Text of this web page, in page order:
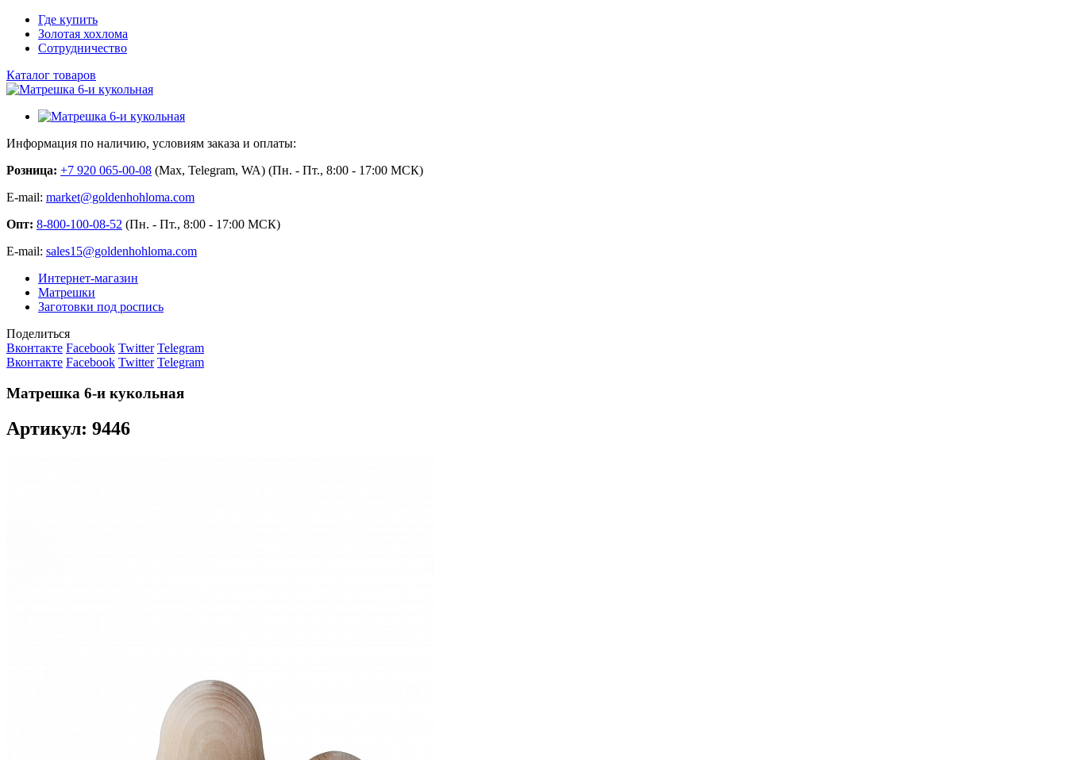
Где купить
Золотая хохлома
Сотрудничество
Каталог товаров
Информация по наличию, условиям заказа и оплаты:
Розница: +7 920 065-00-08 (Max, Telegram, WA) (Пн. - Пт., 8:00 - 17:00 МСК)
E-mail: market@goldenhohloma.com
Опт: 8-800-100-08-52 (Пн. - Пт., 8:00 - 17:00 МСК)
E-mail: sales15@goldenhohloma.com
Интернет-магазин
Матрешки
Заготовки под роспись
Поделиться
Вконтакте Facebook Twitter Telegram
Вконтакте Facebook Twitter Telegram
Матрешка 6-и кукольная
Артикул: 9446